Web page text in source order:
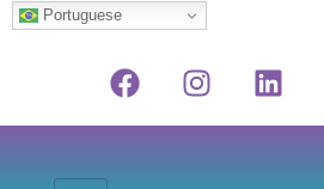
Portuguese